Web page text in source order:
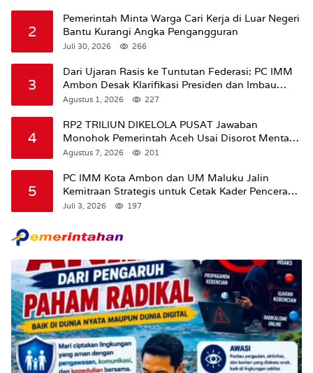
2
Pemerintah Minta Warga Cari Kerja di Luar Negeri
Bantu Kurangi Angka Pengangguran
Juli 30, 2026 266
3
Dari Ujaran Rasis ke Tuntutan Federasi: PC IMM
Ambon Desak Klarifikasi Presiden dan Imbau
Tunda Pengibaran Bendera Merah Putih Di
Agustus 1, 2026 227
4
RP2 TRILIUN DIKELOLA PUSAT Jawaban
Monohok Pemerintah Aceh Usai Disorot Mentan
Amran Soal Dana Pertanian
Agustus 7, 2026 201
5
PC IMM Kota Ambon dan UM Maluku Jalin
Kemitraan Strategis untuk Cetak Kader Pencerah
Bangsa “Membangun Peradaban dari Kampus”
Juli 3, 2026 197